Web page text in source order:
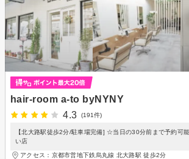
hair-room a-to byNYNY
4.3
(191件)
【北大路駅徒歩2分/駐車場完備] ☆当日の30分前まで予約可
い店
アクセス：京都市営地下鉄烏丸線 北大路駅 徒歩2分